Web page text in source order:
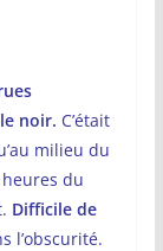
noir. C’était
milieu du
du
Difficile de
l’obscurité.